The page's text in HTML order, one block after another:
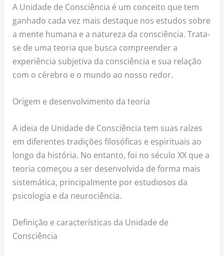
A Unidade de Consciência é um conceito que tem
ganhado cada vez mais destaque nos estudos sobre
a mente humana e a natureza da consciência. Trata-
se de uma teoria que busca compreender a
experiência subjetiva da consciência e sua relação
com o cérebro e o mundo ao nosso redor.
Origem e desenvolvimento da teoria
A ideia de Unidade de Consciência tem suas raízes
em diferentes tradições filosóficas e espirituais ao
longo da história. No entanto, foi no século XX que a
teoria começou a ser desenvolvida de forma mais
sistemática, principalmente por estudiosos da
psicologia e da neurociência.
Definição e características da Unidade de
Consciência